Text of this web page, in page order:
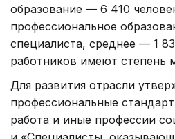
образование — 6 410
профессиональное
специалиста, среднее — 1
работников имеют степень
Для развития отрасли
профессиональные
работа и иные профессии